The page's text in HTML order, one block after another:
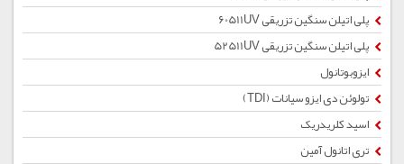
پلی اتیلن سنگین تزریقی 60511UV
پلی اتیلن سنگین تزریقی 52511UV
ایزوبوتانول
تولوئن دی ایزو سیانات (TDI)
اسید کلریدریک
تری اتانول آمین